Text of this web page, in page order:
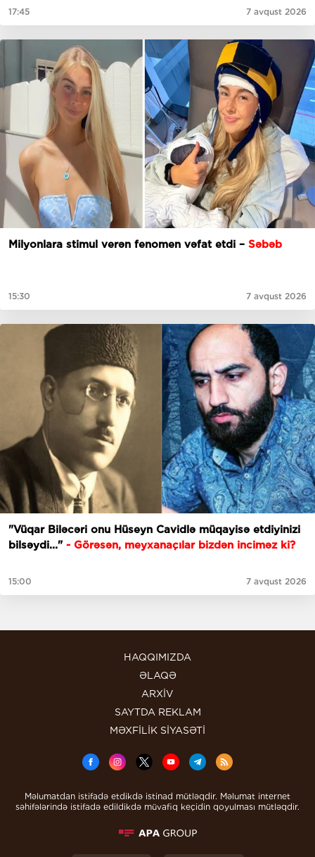
17:45 7 avqust 2026
Milyonlara stimul verən fenomen vəfat etdi – Səbəb
15:30 7 avqust 2026
"Vüqar Biləcəri onu Hüseyn Cavidlə müqayisə etdiyinizi
bilsəydi..." - Görəsən, meyxanaçılar bizdən inciməz ki?
15:00 7 avqust 2026
HAQQIMIZDA
ƏLAQƏ
ARXİV
SAYTDA REKLAM
MƏXFİLİK SİYASƏTİ
Məlumatdan istifadə etdikdə istinad mütləqdir. Məlumat internet
səhifələrində istifadə edildikdə müvafiq keçidin qoyulması mütləqdir.